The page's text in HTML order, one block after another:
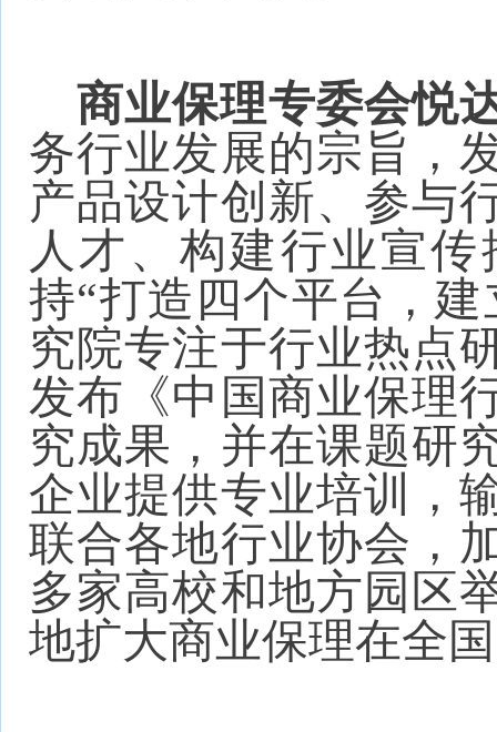
商业保理专委会悦
务行业发展的宗旨，
产品设计创新、参与
人才、构建行业宣
持“打造四个平台，
究院专注于行业热点
发布《中国商业保理
究成果，并在课题研
企业提供专业培训，
联合各地行业协会，
多家高校和地方园区
地扩大商业保理在全